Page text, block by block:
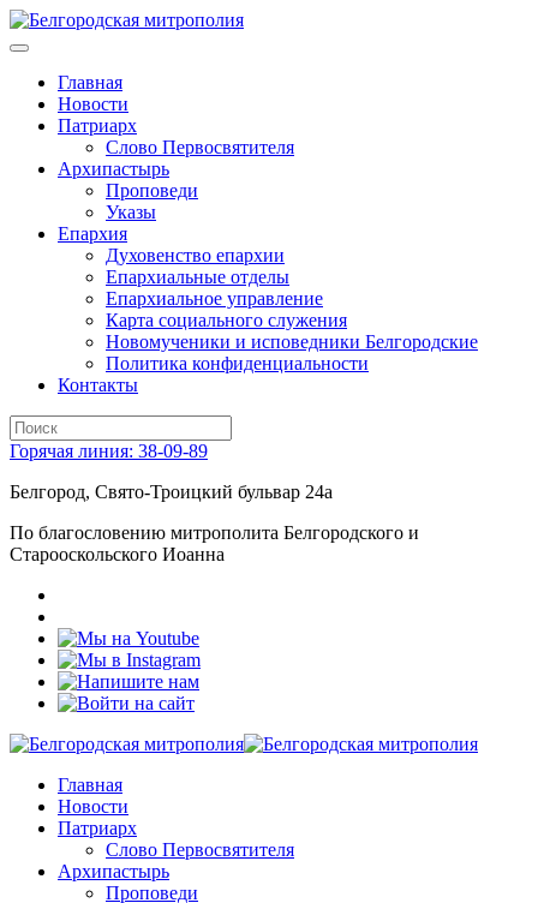
Главная
Новости
Патриарх
Слово Первосвятителя
Архипастырь
Проповеди
Указы
Епархия
Духовенство епархии
Епархиальные отделы
Епархиальное управление
Карта социального служения
Новомученики и исповедники Белгородские
Политика конфиденциальности
Контакты
Горячая линия: 38-09-89
Белгород, Свято-Троицкий бульвар 24а
По благословению митрополита Белгородского и
Старооскольского Иоанна
Главная
Новости
Патриарх
Слово Первосвятителя
Архипастырь
Проповеди